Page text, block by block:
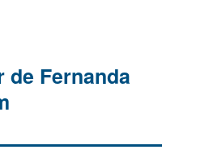
de Fernanda